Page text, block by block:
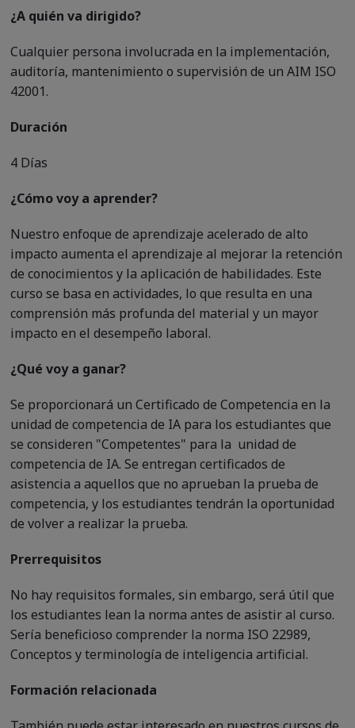
¿A quién va dirigido?
Cualquier persona involucrada en la implementación,
auditoría, mantenimiento o supervisión de un AIM ISO
42001.
Duración
4 Días
¿Cómo voy a aprender?
Nuestro enfoque de aprendizaje acelerado de alto
impacto aumenta el aprendizaje al mejorar la retención
de conocimientos y la aplicación de habilidades. Este
curso se basa en actividades, lo que resulta en una
comprensión más profunda del material y un mayor
impacto en el desempeño laboral.
¿Qué voy a ganar?
Se proporcionará un Certificado de Competencia en la
unidad de competencia de IA para los estudiantes que
se consideren "Competentes" para la unidad de
competencia de IA. Se entregan certificados de
asistencia a aquellos que no aprueban la prueba de
competencia, y los estudiantes tendrán la oportunidad
de volver a realizar la prueba.
Prerrequisitos
No hay requisitos formales, sin embargo, será útil que
los estudiantes lean la norma antes de asistir al curso.
Sería beneficioso comprender la norma ISO 22989,
Conceptos y terminología de inteligencia artificial.
Formación relacionada